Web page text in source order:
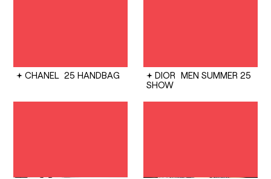
CHANEL 25 HANDBAG DIOR MEN SUMMER 25
SHOW